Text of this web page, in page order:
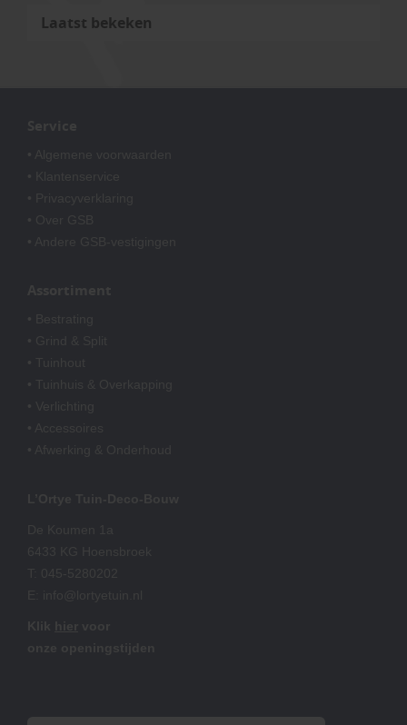
Laatst bekeken